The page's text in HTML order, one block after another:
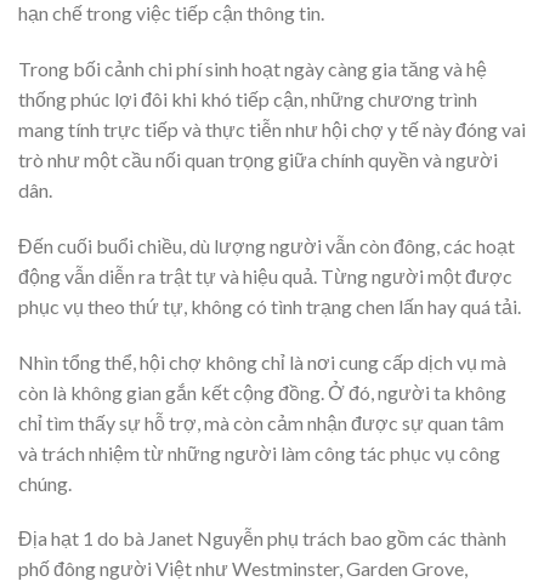
hạn chế trong việc tiếp cận thông tin.
Trong bối cảnh chi phí sinh hoạt ngày càng gia tăng và hệ
thống phúc lợi đôi khi khó tiếp cận, những chương trình
mang tính trực tiếp và thực tiễn như hội chợ y tế này đóng vai
trò như một cầu nối quan trọng giữa chính quyền và người
dân.
Đến cuối buổi chiều, dù lượng người vẫn còn đông, các hoạt
động vẫn diễn ra trật tự và hiệu quả. Từng người một được
phục vụ theo thứ tự, không có tình trạng chen lấn hay quá tải.
Nhìn tổng thể, hội chợ không chỉ là nơi cung cấp dịch vụ mà
còn là không gian gắn kết cộng đồng. Ở đó, người ta không
chỉ tìm thấy sự hỗ trợ, mà còn cảm nhận được sự quan tâm
và trách nhiệm từ những người làm công tác phục vụ công
chúng.
Địa hạt 1 do bà Janet Nguyễn phụ trách bao gồm các thành
phố đông người Việt như Westminster, Garden Grove,